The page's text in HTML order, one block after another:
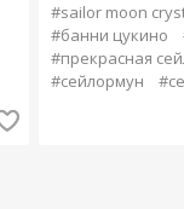
#sailor moon
#банни цукино
#прекрасная
#сейлормун